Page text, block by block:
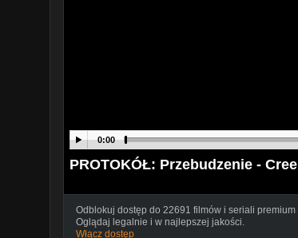
0:00
PROTOKÓŁ: Przebudzenie -
Odblokuj dostęp do 22691 filmów i seriali
Oglądaj legalnie i w najlepszej jakości.
Włącz dostęp